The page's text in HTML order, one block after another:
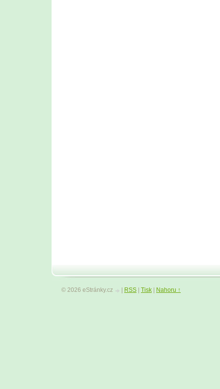
© 2026 eStránky.cz RSS Tisk Nahoru ↑